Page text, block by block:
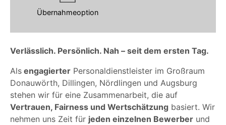
Verlässlich. Persönlich. Nah – seit dem ersten Tag.
Als engagierter Personaldienstleister im Großraum
Donauwörth, Dillingen, Nördlingen und Augsburg
stehen wir für eine Zusammenarbeit, die auf
Vertrauen, Fairness und Wertschätzung basiert. Wir
nehmen uns Zeit für jeden einzelnen Bewerber und
Übernahmeoption